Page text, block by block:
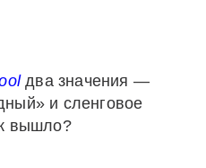
два значения —
и сленговое
вышло?